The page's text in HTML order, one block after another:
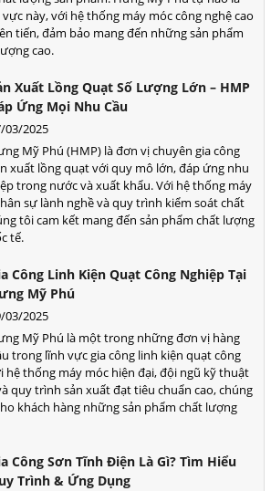
này, với hệ thống máy móc công nghệ cao
tiến, đảm bảo mang đến những sản phẩm
cao.
Xuất Lồng Quạt Số Lượng Lớn – HMP
Ứng Mọi Nhu Cầu
03/2025
Mỹ Phú (HMP) là đơn vị chuyên gia công
xuất lồng quạt với quy mô lớn, đáp ứng nhu
trong nước và xuất khẩu. Với hệ thống máy
sự lành nghề và quy trình kiểm soát chất
tôi cam kết mang đến sản phẩm chất lượng
tế.
Công Linh Kiện Quạt Công Nghiệp Tại
Mỹ Phú
03/2025
Mỹ Phú là một trong những đơn vị hàng
trong lĩnh vực gia công linh kiện quạt công
hệ thống máy móc hiện đại, đội ngũ kỹ thuật
quy trình sản xuất đạt tiêu chuẩn cao, chúng
khách hàng những sản phẩm chất lượng
Công Sơn Tĩnh Điện Là Gì? Tìm Hiểu
Trình & Ứng Dụng